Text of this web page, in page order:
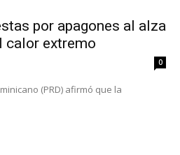
por apagones al alza
calor extremo
0
(PRD) afirmó que la